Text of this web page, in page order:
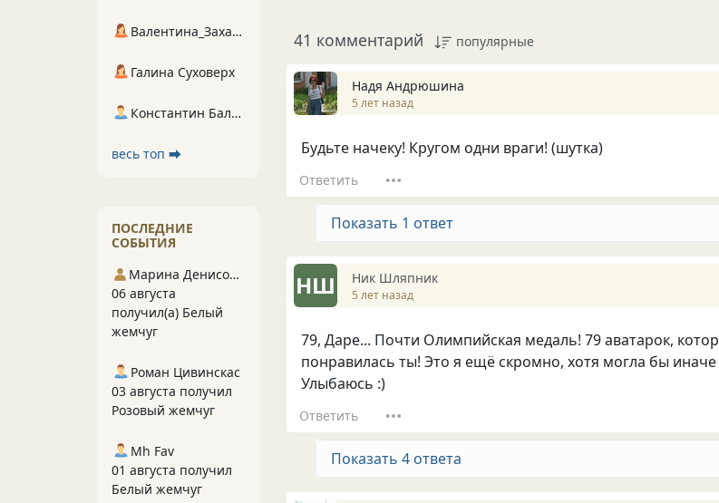
41 комментарий популярные
Надя Андрюшина
5 лет назад
Будьте начеку! Кругом одни враги! (шутка)
Ответить
Показать 1 ответ
НШ Ник Шляпник
5 лет назад
79, Даре... Почти Олимпийская медаль! 79 аватарок,
понравилась ты! Это я ещё скромно, хотя могла бы иначе
Улыбаюсь :)
Ответить
Показать 4 ответа
Валентина_Захарова
Галина Суховерх
Константин Балухта
весь топ ⮕
ПОСЛЕДНИЕ
СОБЫТИЯ
Марина Денисова 5
06 августа
получил(а) Белый
жемчуг
Роман Цивинскас
03 августа получил
Розовый жемчуг
Mh Fav
01 августа получил
Белый жемчуг